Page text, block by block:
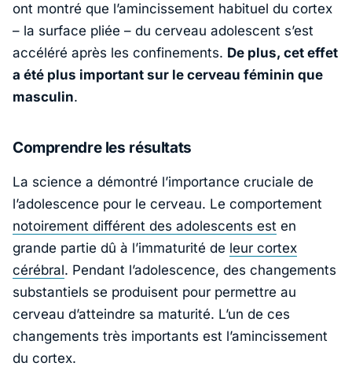
ont montré que l’amincissement habituel du cortex
– la surface pliée – du cerveau adolescent s’est
accéléré après les confinements. De plus, cet effet
a été plus important sur le cerveau féminin que
masculin.
Comprendre les résultats
La science a démontré l’importance cruciale de
l’adolescence pour le cerveau. Le comportement
notoirement différent des adolescents est en
grande partie dû à l’immaturité de leur cortex
cérébral. Pendant l’adolescence, des changements
substantiels se produisent pour permettre au
cerveau d’atteindre sa maturité. L’un de ces
changements très importants est l’amincissement
du cortex.